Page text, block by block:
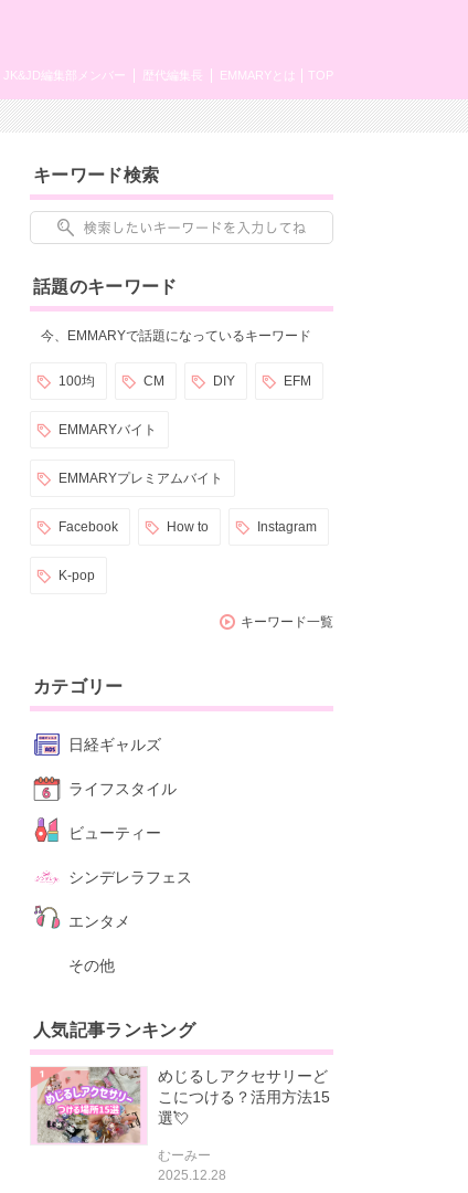
TOP
EMMARYとは
歴代編集長
JK&JD編集部メンバー
キーワード検索
話題のキーワード
今、EMMARYで話題になっているキーワード
100均 CM DIY EFM
EMMARYバイト
EMMARYプレミアムバイト
Facebook How to Instagram
K-pop
キーワード一覧
カテゴリー
日経ギャルズ
ライフスタイル
ビューティー
シンデレラフェス
エンタメ
その他
人気記事ランキング
めじるしアクセサリーど
こにつける？活用方法15
選💘
むーみー
2025.12.28